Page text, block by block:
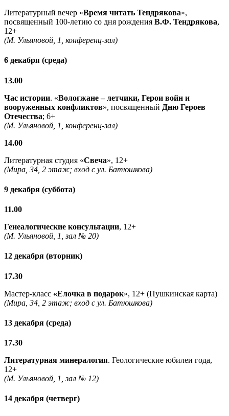
Литературный вечер «Время читать Тендрякова»,
посвященный 100-летию со дня рождения В.Ф. Тендрякова,
12+
(М. Ульяновой, 1, конференц-зал)
6 декабря (среда)
13.00
Час истории. «Вологжане – летчики, Герои войн и
вооруженных конфликтов», посвященный Дню Героев
Отечества; 6+
(М. Ульяновой, 1, конференц-зал)
14.00
Литературная студия «Свеча», 12+
(Мира, 34, 2 этаж; вход с ул. Батюшкова)
9 декабря (суббота)
11.00
Генеалогические консультации, 12+
(М. Ульяновой, 1, зал № 20)
12 декабря (вторник)
17.30
Мастер-класс «Елочка в подарок», 12+ (Пушкинская карта)
(Мира, 34, 2 этаж; вход с ул. Батюшкова)
13 декабря (среда)
17.30
Литературная минералогия. Геологические юбилеи года,
12+
(М. Ульяновой, 1, зал № 12)
14 декабря (четверг)